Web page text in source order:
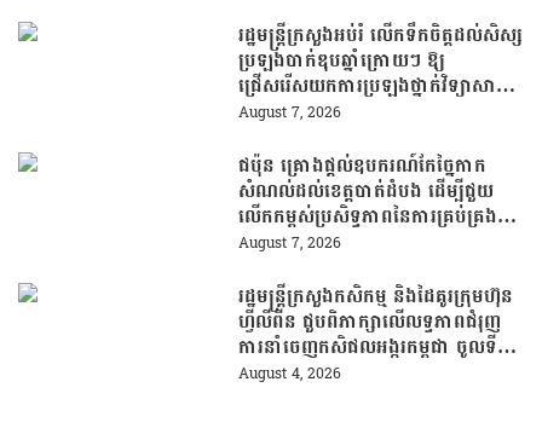
រដ្ឋមន្រ្តីក្រសួងអប់រំ លើកទឹកចិត្តដល់សិស្ស
ប្រឡងបាក់ឌុបឆ្នាំក្រោយៗ ឱ្យ
ជ្រើសរើសយកការប្រឡងថ្នាក់វិទ្យាសាស្ត្រ
ដើម្បីឆ្លើយតបទៅនឹងតម្រូវការធនធាន
August 7, 2026
ជប៉ុន គ្រោងផ្តល់ឧបករណ៍កែច្នៃកាក
សំណល់ដល់ខេត្តបាត់ដំបង ដើម្បីជួយ
លើកកម្ពស់ប្រសិទ្ធភាពនៃការគ្រប់គ្រង
សំណល់
August 7, 2026
រដ្ឋមន្រ្តីក្រសួងកសិកម្ម និងដៃគូរក្រុមហ៊ុន
ហ្វីលីពីន ជួបពិភាក្សាលើលទ្ធភាពជំរុញ
ការនាំចេញកសិផលអង្ករកម្ពុជា ចូលទី
ផ្សារហ្វីលីពីន
August 4, 2026